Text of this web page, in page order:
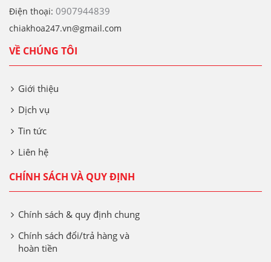
Điện thoại: 0907944839
chiakhoa247.vn@gmail.com
VỀ CHÚNG TÔI
Giới thiệu
Dịch vụ
Tin tức
Liên hệ
CHÍNH SÁCH VÀ QUY ĐỊNH
Chính sách & quy định chung
Chính sách đổi/trả hàng và
hoàn tiền